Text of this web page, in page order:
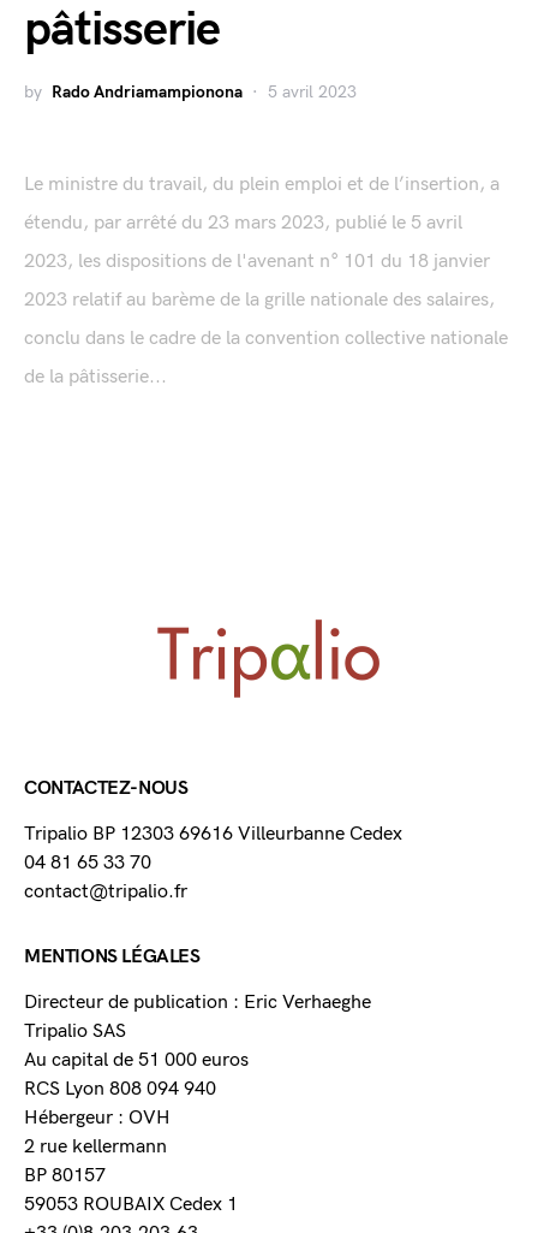
pâtisserie
by Rado Andriamampionona 5 avril 2023
Le ministre du travail, du plein emploi et de l’insertion, a
étendu, par arrêté du 23 mars 2023, publié le 5 avril
2023, les dispositions de l'avenant n° 101 du 18 janvier
2023 relatif au barème de la grille nationale des salaires,
conclu dans le cadre de la convention collective nationale
de la pâtisserie...
CONTACTEZ-NOUS
Tripalio BP 12303 69616 Villeurbanne Cedex
04 81 65 33 70
contact@tripalio.fr
MENTIONS LÉGALES
Directeur de publication : Eric Verhaeghe
Tripalio SAS
Au capital de 51 000 euros
RCS Lyon 808 094 940
Hébergeur : OVH
2 rue kellermann
BP 80157
59053 ROUBAIX Cedex 1